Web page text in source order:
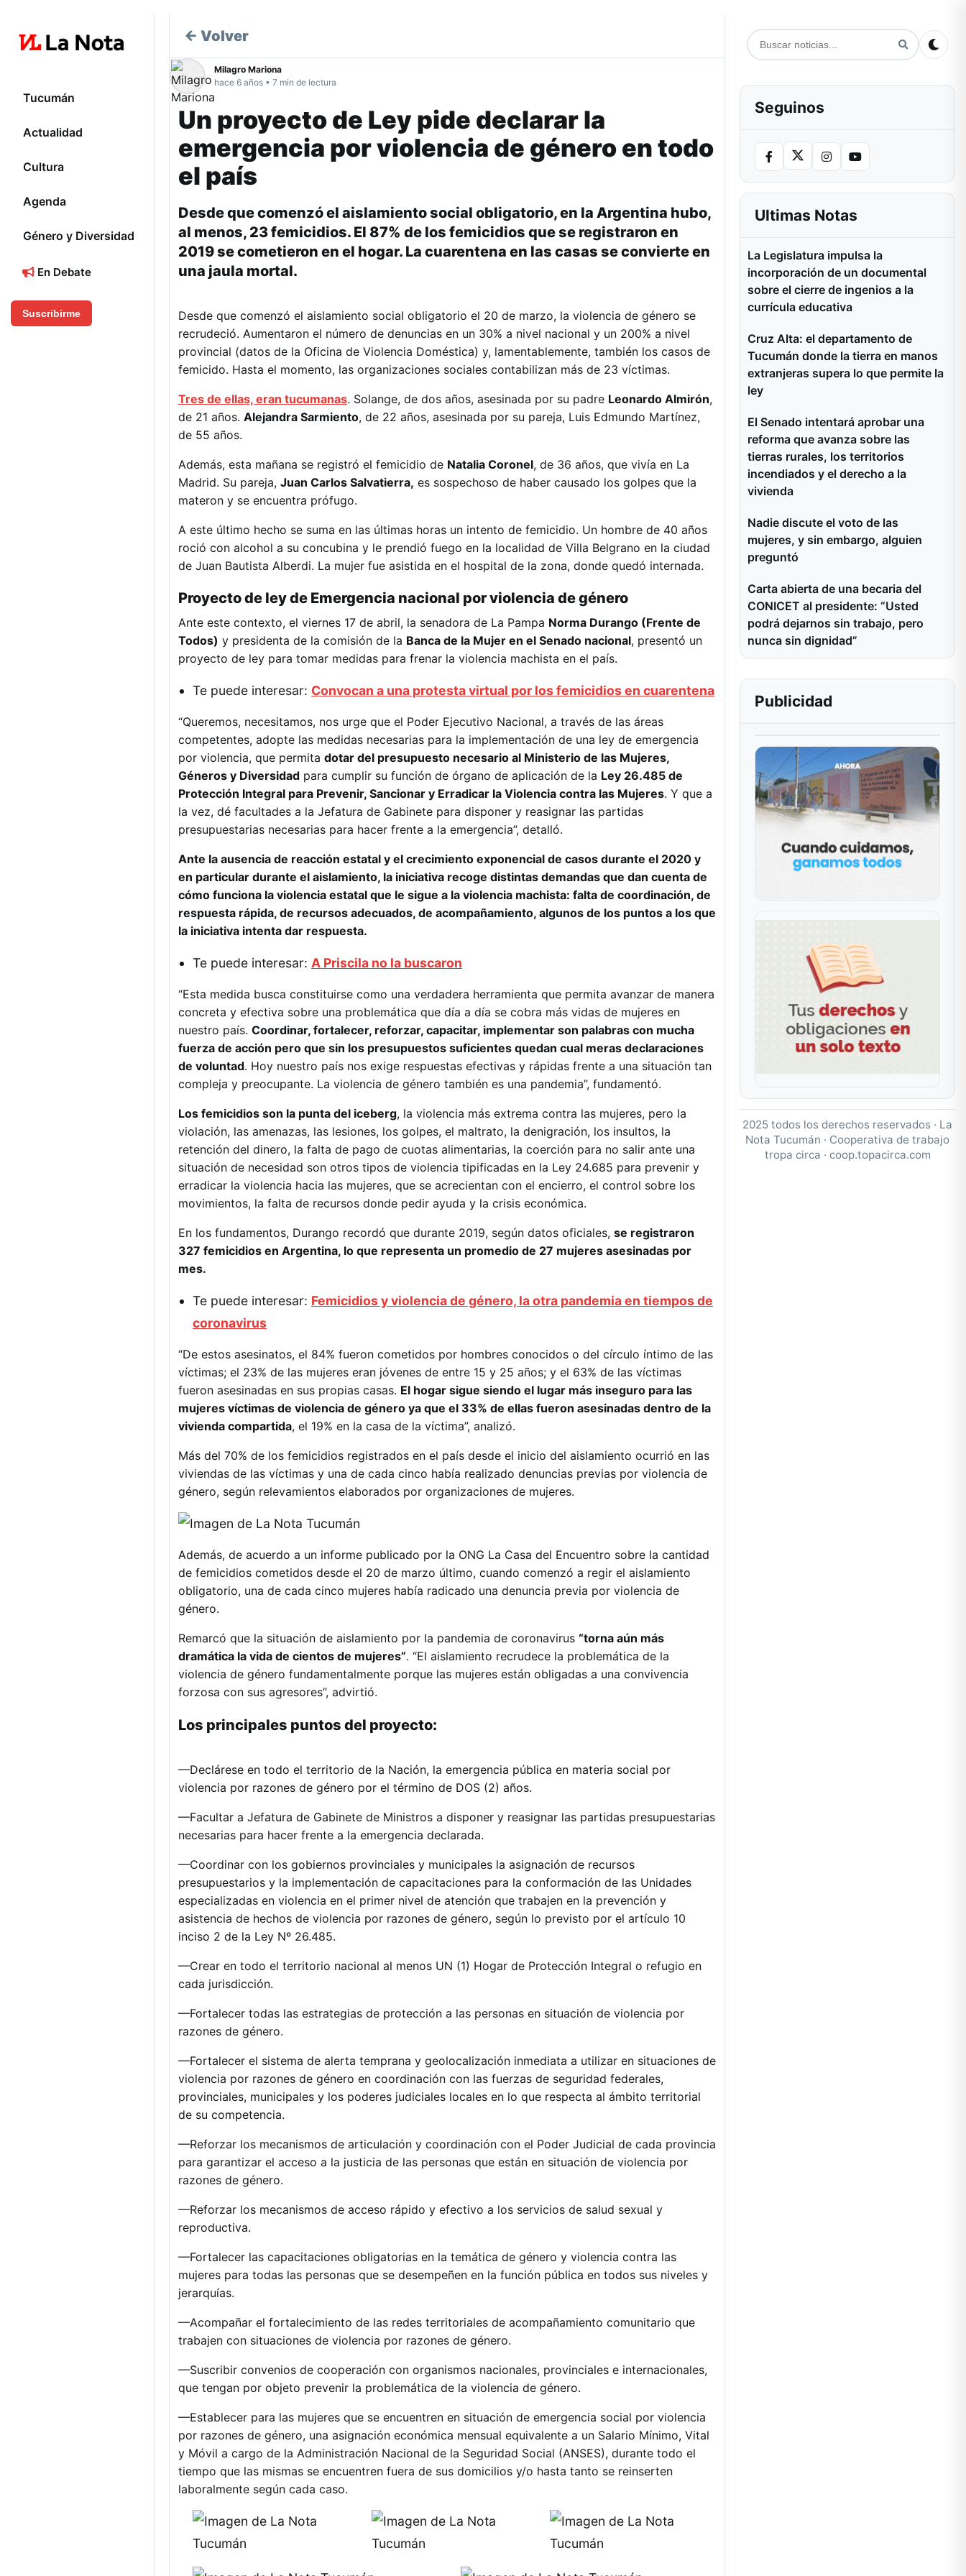
Tucumán
Actualidad
Cultura
Agenda
Género y Diversidad
En Debate
Suscribirme
← Volver
Milagro Mariona
hace 6 años • 7 min de lectura
Un proyecto de Ley pide declarar la
emergencia por violencia de género en todo
el país
Desde que comenzó el aislamiento social obligatorio, en la Argentina hubo,
al menos, 23 femicidios. El 87% de los femicidios que se registraron en
2019 se cometieron en el hogar. La cuarentena en las casas se convierte en
una jaula mortal.
Desde que comenzó el aislamiento social obligatorio el 20 de marzo, la violencia de género se
recrudeció. Aumentaron el número de denuncias en un 30% a nivel nacional y un 200% a nivel
provincial (datos de la Oficina de Violencia Doméstica) y, lamentablemente, también los casos de
femicido. Hasta el momento, las organizaciones sociales contabilizan más de 23 víctimas.
Tres de ellas, eran tucumanas. Solange, de dos años, asesinada por su padre Leonardo Almirón,
de 21 años. Alejandra Sarmiento, de 22 años, asesinada por su pareja, Luis Edmundo Martínez,
de 55 años.
Además, esta mañana se registró el femicidio de Natalia Coronel, de 36 años, que vivía en La
Madrid. Su pareja, Juan Carlos Salvatierra, es sospechoso de haber causado los golpes que la
materon y se encuentra prófugo.
A este último hecho se suma en las últimas horas un intento de femicidio. Un hombre de 40 años
roció con alcohol a su concubina y le prendió fuego en la localidad de Villa Belgrano en la ciudad
de Juan Bautista Alberdi. La mujer fue asistida en el hospital de la zona, donde quedó internada.
Proyecto de ley de Emergencia nacional por violencia de género
Ante este contexto, el viernes 17 de abril, la senadora de La Pampa Norma Durango (Frente de
Todos) y presidenta de la comisión de la Banca de la Mujer en el Senado nacional, presentó un
proyecto de ley para tomar medidas para frenar la violencia machista en el país.
Te puede interesar: Convocan a una protesta virtual por los femicidios en cuarentena
“Queremos, necesitamos, nos urge que el Poder Ejecutivo Nacional, a través de las áreas
competentes, adopte las medidas necesarias para la implementación de una ley de emergencia
por violencia, que permita dotar del presupuesto necesario al Ministerio de las Mujeres,
Géneros y Diversidad para cumplir su función de órgano de aplicación de la Ley 26.485 de
Protección Integral para Prevenir, Sancionar y Erradicar la Violencia contra las Mujeres. Y que a
la vez, dé facultades a la Jefatura de Gabinete para disponer y reasignar las partidas
presupuestarias necesarias para hacer frente a la emergencia”, detalló.
Ante la ausencia de reacción estatal y el crecimiento exponencial de casos durante el 2020 y
en particular durante el aislamiento, la iniciativa recoge distintas demandas que dan cuenta de
cómo funciona la violencia estatal que le sigue a la violencia machista: falta de coordinación, de
respuesta rápida, de recursos adecuados, de acompañamiento, algunos de los puntos a los que
la iniciativa intenta dar respuesta.
Te puede interesar: A Priscila no la buscaron
“Esta medida busca constituirse como una verdadera herramienta que permita avanzar de manera
concreta y efectiva sobre una problemática que día a día se cobra más vidas de mujeres en
nuestro país. Coordinar, fortalecer, reforzar, capacitar, implementar son palabras con mucha
fuerza de acción pero que sin los presupuestos suficientes quedan cual meras declaraciones
de voluntad. Hoy nuestro país nos exige respuestas efectivas y rápidas frente a una situación tan
compleja y preocupante. La violencia de género también es una pandemia”, fundamentó.
Los femicidios son la punta del iceberg, la violencia más extrema contra las mujeres, pero la
violación, las amenazas, las lesiones, los golpes, el maltrato, la denigración, los insultos, la
retención del dinero, la falta de pago de cuotas alimentarias, la coerción para no salir ante una
situación de necesidad son otros tipos de violencia tipificadas en la Ley 24.685 para prevenir y
erradicar la violencia hacia las mujeres, que se acrecientan con el encierro, el control sobre los
movimientos, la falta de recursos donde pedir ayuda y la crisis económica.
En los fundamentos, Durango recordó que durante 2019, según datos oficiales, se registraron
327 femicidios en Argentina, lo que representa un promedio de 27 mujeres asesinadas por
mes.
Te puede interesar: Femicidios y violencia de género, la otra pandemia en tiempos de
coronavirus
“De estos asesinatos, el 84% fueron cometidos por hombres conocidos o del círculo íntimo de las
víctimas; el 23% de las mujeres eran jóvenes de entre 15 y 25 años; y el 63% de las víctimas
fueron asesinadas en sus propias casas. El hogar sigue siendo el lugar más inseguro para las
mujeres víctimas de violencia de género ya que el 33% de ellas fueron asesinadas dentro de la
vivienda compartida, el 19% en la casa de la víctima”, analizó.
Más del 70% de los femicidios registrados en el país desde el inicio del aislamiento ocurrió en las
viviendas de las víctimas y una de cada cinco había realizado denuncias previas por violencia de
género, según relevamientos elaborados por organizaciones de mujeres.
Además, de acuerdo a un informe publicado por la ONG La Casa del Encuentro sobre la cantidad
de femicidios cometidos desde el 20 de marzo último, cuando comenzó a regir el aislamiento
obligatorio, una de cada cinco mujeres había radicado una denuncia previa por violencia de
género.
Remarcó que la situación de aislamiento por la pandemia de coronavirus “torna aún más
dramática la vida de cientos de mujeres”. “El aislamiento recrudece la problemática de la
violencia de género fundamentalmente porque las mujeres están obligadas a una convivencia
forzosa con sus agresores”, advirtió.
Los principales puntos del proyecto:
—Declárese en todo el territorio de la Nación, la emergencia pública en materia social por
violencia por razones de género por el término de DOS (2) años.
—Facultar a Jefatura de Gabinete de Ministros a disponer y reasignar las partidas presupuestarias
necesarias para hacer frente a la emergencia declarada.
—Coordinar con los gobiernos provinciales y municipales la asignación de recursos
presupuestarios y la implementación de capacitaciones para la conformación de las Unidades
especializadas en violencia en el primer nivel de atención que trabajen en la prevención y
asistencia de hechos de violencia por razones de género, según lo previsto por el artículo 10
inciso 2 de la Ley Nº 26.485.
—Crear en todo el territorio nacional al menos UN (1) Hogar de Protección Integral o refugio en
cada jurisdicción.
—Fortalecer todas las estrategias de protección a las personas en situación de violencia por
razones de género.
—Fortalecer el sistema de alerta temprana y geolocalización inmediata a utilizar en situaciones de
violencia por razones de género en coordinación con las fuerzas de seguridad federales,
provinciales, municipales y los poderes judiciales locales en lo que respecta al ámbito territorial
de su competencia.
—Reforzar los mecanismos de articulación y coordinación con el Poder Judicial de cada provincia
para garantizar el acceso a la justicia de las personas que están en situación de violencia por
razones de género.
—Reforzar los mecanismos de acceso rápido y efectivo a los servicios de salud sexual y
reproductiva.
—Fortalecer las capacitaciones obligatorias en la temática de género y violencia contra las
mujeres para todas las personas que se desempeñen en la función pública en todos sus niveles y
jerarquías.
—Acompañar el fortalecimiento de las redes territoriales de acompañamiento comunitario que
trabajen con situaciones de violencia por razones de género.
—Suscribir convenios de cooperación con organismos nacionales, provinciales e internacionales,
que tengan por objeto prevenir la problemática de la violencia de género.
—Establecer para las mujeres que se encuentren en situación de emergencia social por violencia
por razones de género, una asignación económica mensual equivalente a un Salario Mínimo, Vital
y Móvil a cargo de la Administración Nacional de la Seguridad Social (ANSES), durante todo el
tiempo que las mismas se encuentren fuera de sus domicilios y/o hasta tanto se reinserten
laboralmente según cada caso.
Seguinos
Ultimas Notas
La Legislatura impulsa la
incorporación de un documental
sobre el cierre de ingenios a la
currícula educativa
Cruz Alta: el departamento de
Tucumán donde la tierra en manos
extranjeras supera lo que permite la
ley
El Senado intentará aprobar una
reforma que avanza sobre las
tierras rurales, los territorios
incendiados y el derecho a la
vivienda
Nadie discute el voto de las
mujeres, y sin embargo, alguien
preguntó
Carta abierta de una becaria del
CONICET al presidente: “Usted
podrá dejarnos sin trabajo, pero
nunca sin dignidad”
Publicidad
2025 todos los derechos reservados · La
Nota Tucumán · Cooperativa de trabajo
tropa circa · coop.topacirca.com